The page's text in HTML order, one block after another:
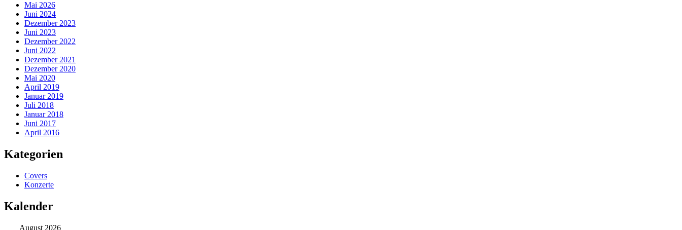
Mai 2026
Juni 2024
Dezember 2023
Juni 2023
Dezember 2022
Juni 2022
Dezember 2021
Dezember 2020
Mai 2020
April 2019
Januar 2019
Juli 2018
Januar 2018
Juni 2017
April 2016
Kategorien
Covers
Konzerte
Kalender
August 2026